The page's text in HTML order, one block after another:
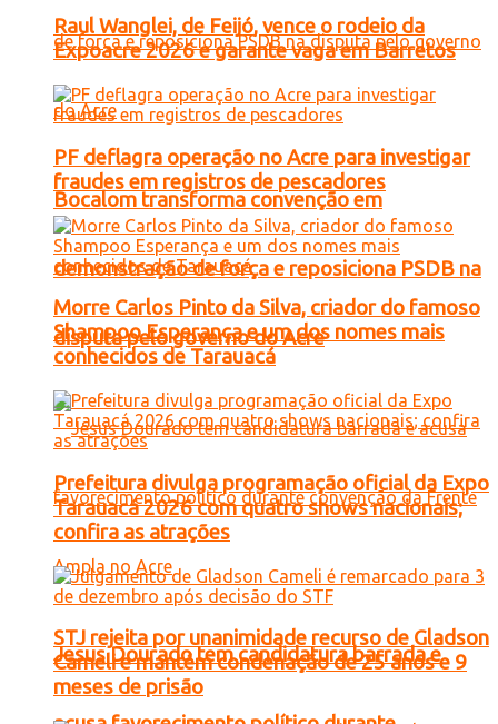
Bocalom transforma convenção em
demonstração de força e reposiciona PSDB na
disputa pelo governo do Acre
Jesus Dourado tem candidatura barrada e
Raul Wanglei, de Feijó, vence o rodeio da
Expoacre 2026 e garante vaga em Barretos
PF deflagra operação no Acre para investigar
fraudes em registros de pescadores
Morre Carlos Pinto da Silva, criador do famoso
Shampoo Esperança e um dos nomes mais
conhecidos de Tarauacá
Prefeitura divulga programação oficial da Expo
Tarauacá 2026 com quatro shows nacionais;
confira as atrações
STJ rejeita por unanimidade recurso de Gladson
Cameli e mantém condenação de 25 anos e 9
meses de prisão